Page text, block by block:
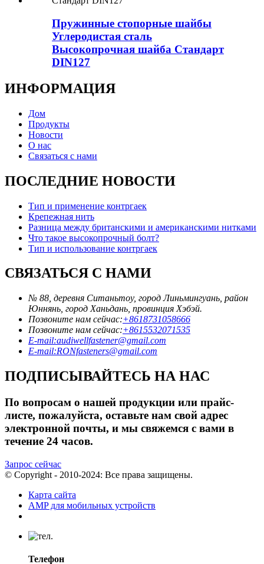
Пружинные стопорные шайбы
Углеродистая сталь
Высокопрочная шайба Стандарт
DIN127
ИНФОРМАЦИЯ
Дом
Продукты
Новости
О нас
Связаться с нами
ПОСЛЕДНИЕ НОВОСТИ
Тип и применение контргаек
Крепежная нить
Разница между британскими и американскими нитками
Что такое высокопрочный болт?
Тип и использование контргаек
СВЯЗАТЬСЯ С НАМИ
№ 88, деревня Ситаньтоу, город Линьмингуань, район
Юннянь, город Ханьдань, провинция Хэбэй.
Позвоните нам сейчас:+8618731058666
Позвоните нам сейчас:+8615532071535
E-mail:audiwellfastener@gmail.com
E-mail:RONfasteners@gmail.com
ПОДПИСЫВАЙТЕСЬ НА НАС
По вопросам о нашей продукции или прайс-
листе, пожалуйста, оставьте нам свой адрес
электронной почты, и мы свяжемся с вами в
течение 24 часов.
Запрос сейчас
© Copyright - 2010-2024: Все права защищены.
Карта сайта
AMP для мобильных устройств
Телефон